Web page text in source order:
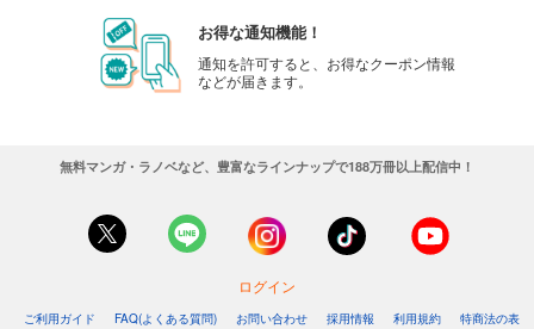
お得な通知機能！
通知を許可すると、お得なクーポン情報
などが届きます。
無料マンガ・ラノベなど、豊富なラインナップで188万冊以上配信中！
ログイン
ご利用ガイド FAQ(よくある質問) お問い合わせ 採用情報 利用規約
特商法の表